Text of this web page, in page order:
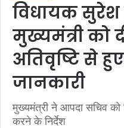
विधायक सुरेश
मुख्यमंत्री को
अतिवृष्टि से
जानकारी
मुख्यमंत्री ने आपदा सचिव को
करने के निर्देश